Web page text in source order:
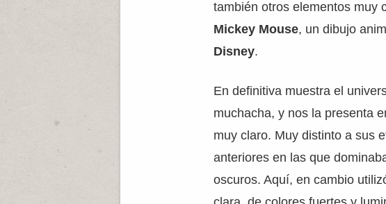
también otros elementos muy
Mickey Mouse, un dibujo
Disney.
En definitiva muestra el
muchacha, y nos la presenta
muy claro. Muy distinto a sus
anteriores en las que
oscuros. Aquí, en cambio